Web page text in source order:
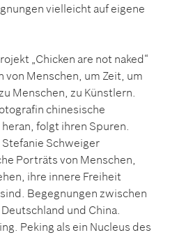
vielleicht auf eigene
„Chicken are not naked“
von Menschen, um Zeit, um
Menschen, zu Künstlern.
chinesische
folgt ihren Spuren.
Schweiger
Porträts von Menschen,
ihre innere Freiheit
Begegnungen zwischen
und China.
Peking als ein Nucleus des